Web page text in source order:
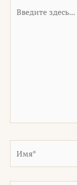
здесь...